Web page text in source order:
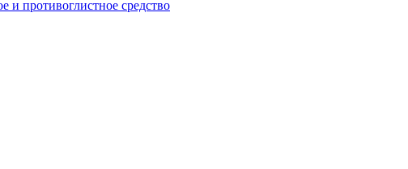
и противоглистное средство